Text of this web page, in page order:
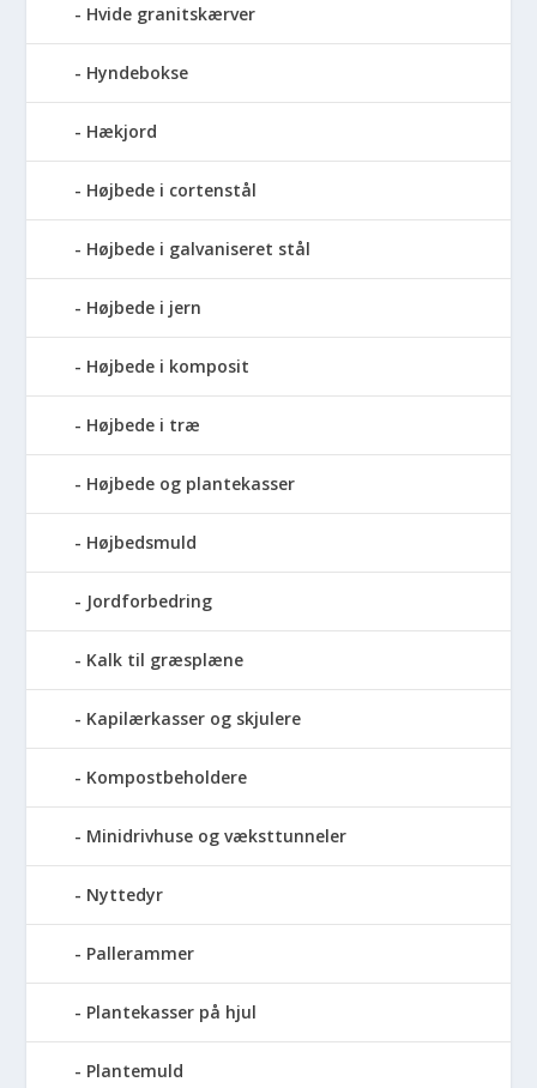
Hvide granitskærver
Hyndebokse
Hækjord
Højbede i cortenstål
Højbede i galvaniseret stål
Højbede i jern
Højbede i komposit
Højbede i træ
Højbede og plantekasser
Højbedsmuld
Jordforbedring
Kalk til græsplæne
Kapilærkasser og skjulere
Kompostbeholdere
Minidrivhuse og væksttunneler
Nyttedyr
Pallerammer
Plantekasser på hjul
Plantemuld